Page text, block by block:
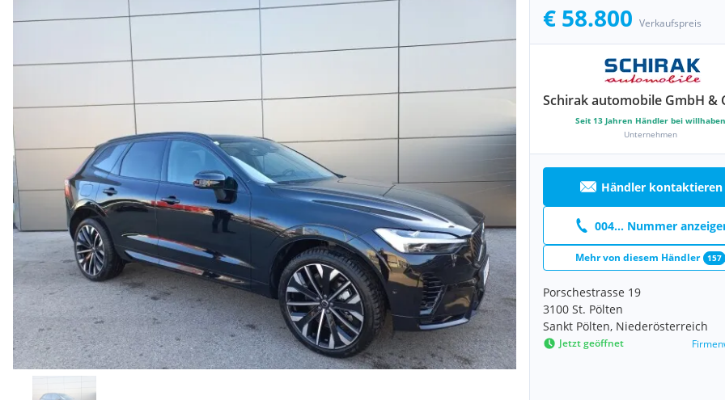
€ 58.800 Verkaufspreis
Schirak automobile GmbH &
Seit 13 Jahren Händler bei willhaben
Unternehmen
Händler kontaktieren
004... Nummer
Mehr von diesem Händler 157
Porschestrasse 19
3100 St. Pölten
Sankt Pölten, Niederösterreich
Jetzt geöffnet